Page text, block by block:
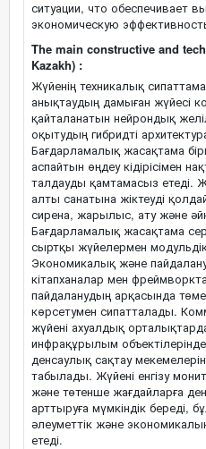
ситуации, что обеспечивает
экономическую
The main constructive and
Kazakh) :
Жүйенің техникалық
анықтаудың дамыған жүйесі
қайталанатын нейрондық
оқытудың гибридті
Бағдарламалық жасақтама
аспайтын өңдеу кідірісімен
талдауды қамтамасыз етеді.
алты санатына жіктеуді
сирена, жарылыс, ату және
Бағдарламалық жасақтама
сыртқы жүйелермен
Экономикалық және
кітапханалар мен
пайдаланудың арқасында
көрсетумен сипатталады.
жүйені ахуалдық
инфрақұрылым
денсаулық сақтау
табылады. Жүйені енгізу
және төтенше жағдайларға
арттыруға мүмкіндік береді,
әлеуметтік және
етеді.